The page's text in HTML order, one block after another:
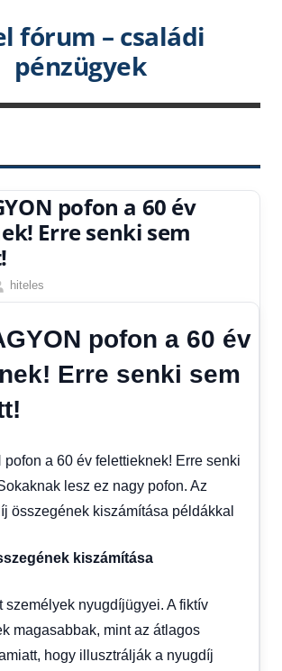
fórum – családi
pénzügyek
pofon a 60 év
Erre senki sem
hiteles
Friss
Hírek
Hírek
1
pofon a 60 év
Erre senki sem
pofon a 60 év felettieknek! Erre senki
lesz ez nagy pofon. Az
összegének kiszámítása példákkal
kiszámítása
személyek nyugdíjügyei. A fiktív
magasabbak, mint az átlagos
hogy illusztrálják a nyugdíj